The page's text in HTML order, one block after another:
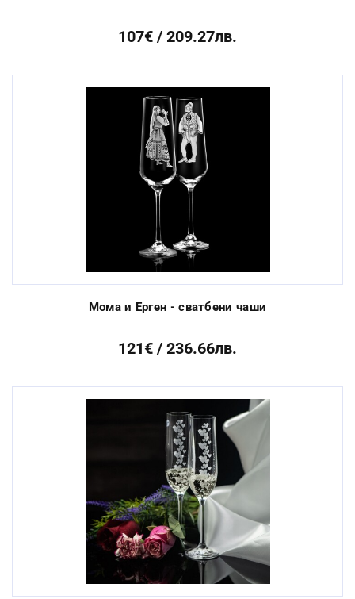
107€ / 209.27лв.
Мома и Ерген - сватбени чаши
121€ / 236.66лв.